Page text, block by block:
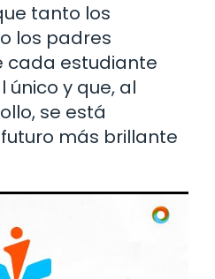
tanto los
los padres
cada estudiante
único y que, al
se está
más brillante